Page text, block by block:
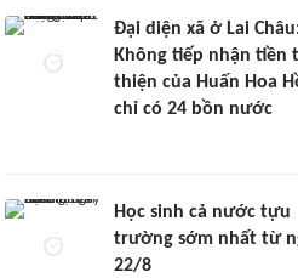
Đại diện xã ở Lai
Không tiếp nhận tiền
thiện của Huấn Hoa
chỉ có 24 bồn nước
Học sinh cả nước tựu
trường sớm nhất từ
22/8